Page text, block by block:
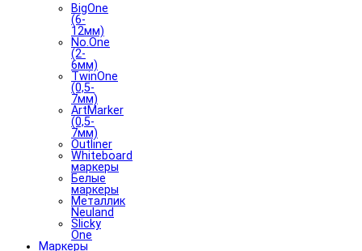
BigOne
(6-
12мм)
No.One
(2-
6мм)
TwinOne
(0,5-
7мм)
ArtMarker
(0,5-
7мм)
Outliner
Whiteboard
маркеры
Белые
маркеры
Металлик
Neuland
Slicky
One
Маркеры